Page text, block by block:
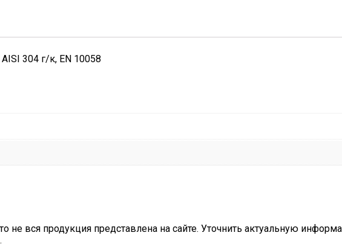
304 г/к, EN 10058
не вся продукция представлена на сайте. Уточнить актуальную
.